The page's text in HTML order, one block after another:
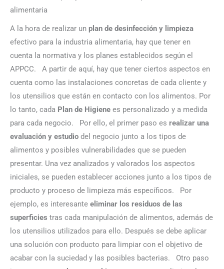
alimentaria
A la hora de realizar un plan de desinfección y limpieza
efectivo para la industria alimentaria, hay que tener en
cuenta la normativa y los planes establecidos según el
APPCC.
A partir de aquí, hay que tener ciertos aspectos en
cuenta como las instalaciones concretas de cada cliente y
los utensilios que están en contacto con los alimentos. Por
lo tanto, cada Plan de Higiene es personalizado y a medida
para cada negocio.
Por ello, el primer paso es realizar una
evaluación y estudio del negocio junto a los tipos de
alimentos y posibles vulnerabilidades que se pueden
presentar. Una vez analizados y valorados los aspectos
iniciales, se pueden establecer acciones junto a los tipos de
producto y proceso de limpieza más específicos.
Por
ejemplo, es interesante eliminar los residuos de las
superficies tras cada manipulación de alimentos, además de
los utensilios utilizados para ello. Después se debe aplicar
una solución con producto para limpiar con el objetivo de
acabar con la suciedad y las posibles bacterias.
Otro paso